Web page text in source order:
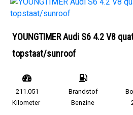
YOUNGTIMER Audi S6 4.2 V8
topstaat/sunroof
211.051
Kilometer
Brandstof
Benzine